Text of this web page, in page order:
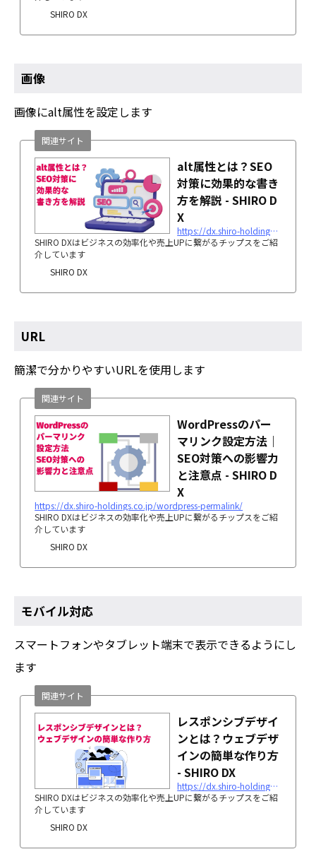
SHIRO DX
画像
画像にalt属性を設定します
alt属性とは？SEO
対策に効果的な書き
方を解説 - SHIRO D
X
https://dx.shiro-holdings.co.jp/p1477/
SHIRO DXはビジネスの効率化や売上UPに繋がるチップスをご紹
介しています
SHIRO DX
関連サイト
URL
簡潔で分かりやすいURLを使用します
WordPressのパー
マリンク設定方法｜
SEO対策への影響力
と注意点 - SHIRO D
X
https://dx.shiro-holdings.co.jp/wordpress-permalink/
SHIRO DXはビジネスの効率化や売上UPに繋がるチップスをご紹
介しています
SHIRO DX
関連サイト
モバイル対応
スマートフォンやタブレット端末で表示できるようにし
ます
レスポンシブデザイ
ンとは？ウェブデザ
インの簡単な作り方
- SHIRO DX
https://dx.shiro-holdings.co.jp/p269/
SHIRO DXはビジネスの効率化や売上UPに繋がるチップスをご紹
介しています
SHIRO DX
関連サイト